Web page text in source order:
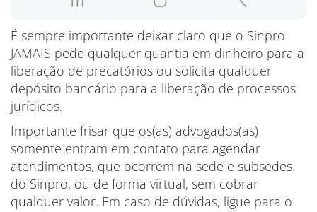
É sempre importante deixar claro que o Sinpro
JAMAIS pede qualquer quantia em dinheiro para a
liberação de precatórios ou solicita qualquer
depósito bancário para a liberação de processos
jurídicos.
Importante frisar que os(as) advogados(as)
somente entram em contato para agendar
atendimentos, que ocorrem na sede e subsedes
do Sinpro, ou de forma virtual, sem cobrar
qualquer valor. Em caso de dúvidas, ligue para o